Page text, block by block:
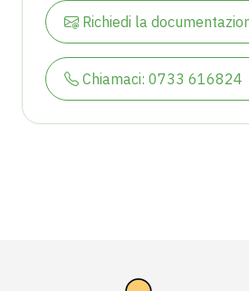
Richiedi la
Chiamaci: 0733 616824